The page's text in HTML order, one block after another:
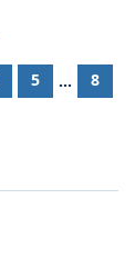
5 ... 8